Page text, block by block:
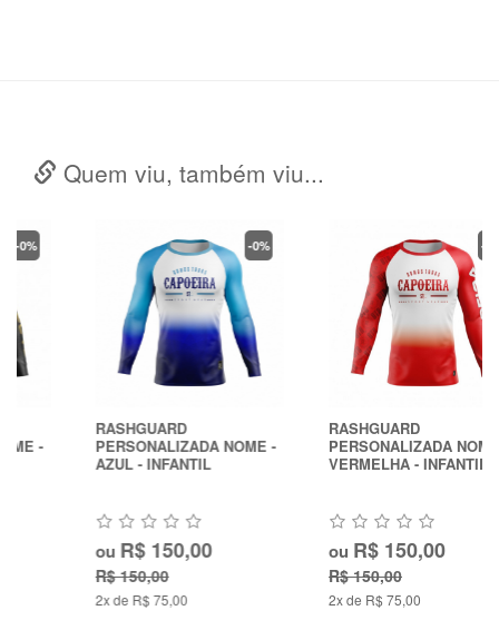
Quem viu, também viu...
RASHGUARD
PERSONALIZADA NOME -
AZUL - INFANTIL
-0%
R$ 150,00
R$ 150,00
2x de R$ 75,00
RASHGUARD
PERSONALIZADA NOME -
VERMELHA - INFANTIL
-0%
R$ 150,00
R$ 150,00
2x de R$ 75,00